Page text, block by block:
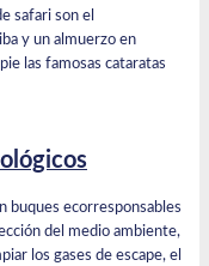
safari son el
y un almuerzo en
las famosas cataratas
buques ecorresponsables
del medio ambiente,
los gases de escape, el